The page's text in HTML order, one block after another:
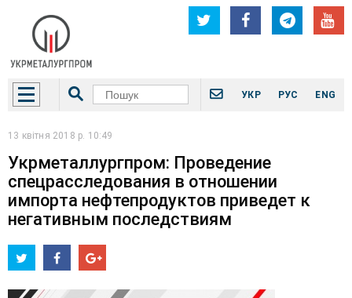
УКР РУС ENG
13 квітня 2018 р. 10:49
Укрметаллургпром: Проведение
спецрасследования в отношении
импорта нефтепродуктов приведет к
негативным последствиям